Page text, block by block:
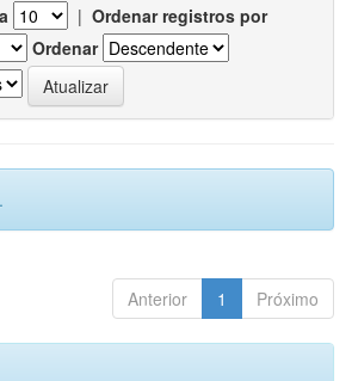
| Ordenar registros por
Ordenar
Anterior 1 Próximo